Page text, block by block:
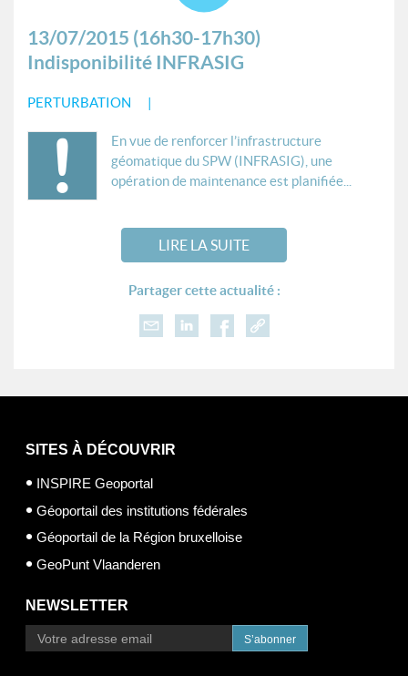
13/07/2015 (16h30-17h30)
Indisponibilité INFRASIG
PERTURBATION
En vue de renforcer l’infrastructure
géomatique du SPW (INFRASIG), une
opération de maintenance est planifiée...
LIRE LA SUITE
Partager cette actualité :
SITES À DÉCOUVRIR
INSPIRE Geoportal
Géoportail des institutions fédérales
Géoportail de la Région bruxelloise
GeoPunt Vlaanderen
NEWSLETTER
S’abonner